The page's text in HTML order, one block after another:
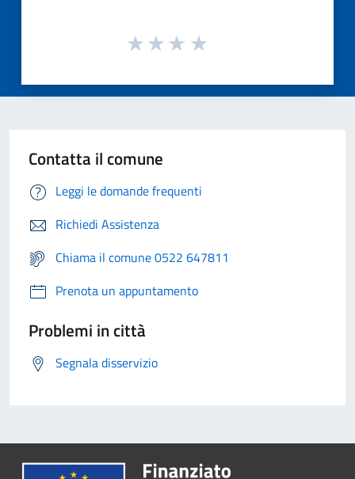
Contatta il comune
Leggi le domande frequenti
Richiedi Assistenza
Chiama il comune 0522 647811
Prenota un appuntamento
Problemi in città
Segnala disservizio